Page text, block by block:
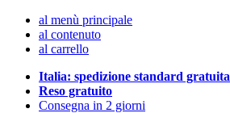
al menù principale
al contenuto
al carrello
Italia: spedizione standard gratuita
Reso gratuito
Consegna in 2 giorni